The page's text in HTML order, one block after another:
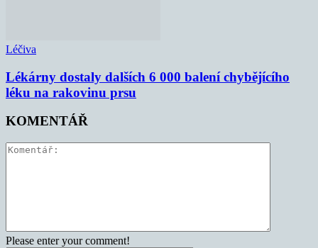
Léčiva
Lékárny dostaly dalších 6 000 balení chybějícího
léku na rakovinu prsu
KOMENTÁŘ
Please enter your comment!